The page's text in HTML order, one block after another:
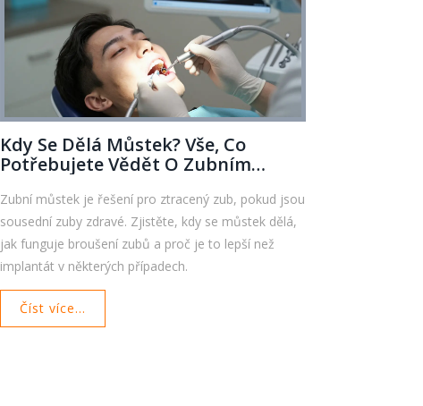
Kdy Se Dělá Můstek? Vše, Co
Potřebujete Vědět O Zubním
Zubní můstek je řešení pro ztracený zub, pokud jsou
sousední zuby zdravé. Zjistěte, kdy se můstek dělá,
jak funguje broušení zubů a proč je to lepší než
implantát v některých případech.
Číst více...